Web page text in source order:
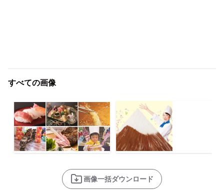
すべての画像
画像一括ダウンロード